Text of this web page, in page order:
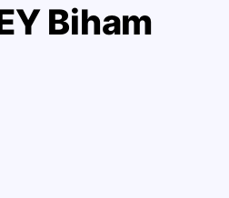
Biham